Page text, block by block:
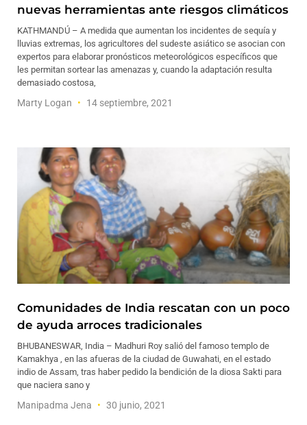
nuevas herramientas ante riesgos climáticos
KATHMANDÚ – A medida que aumentan los incidentes de sequía y
lluvias extremas, los agricultores del sudeste asiático se asocian con
expertos para elaborar pronósticos meteorológicos específicos que
les permitan sortear las amenazas y, cuando la adaptación resulta
demasiado costosa,
Marty Logan 14 septiembre, 2021
Comunidades de India rescatan con un poco
de ayuda arroces tradicionales
BHUBANESWAR, India – Madhuri Roy salió del famoso templo de
Kamakhya , en las afueras de la ciudad de Guwahati, en el estado
indio de Assam, tras haber pedido la bendición de la diosa Sakti para
que naciera sano y
Manipadma Jena 30 junio, 2021